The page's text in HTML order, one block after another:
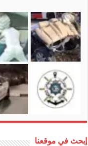
إبحث في موقعنا